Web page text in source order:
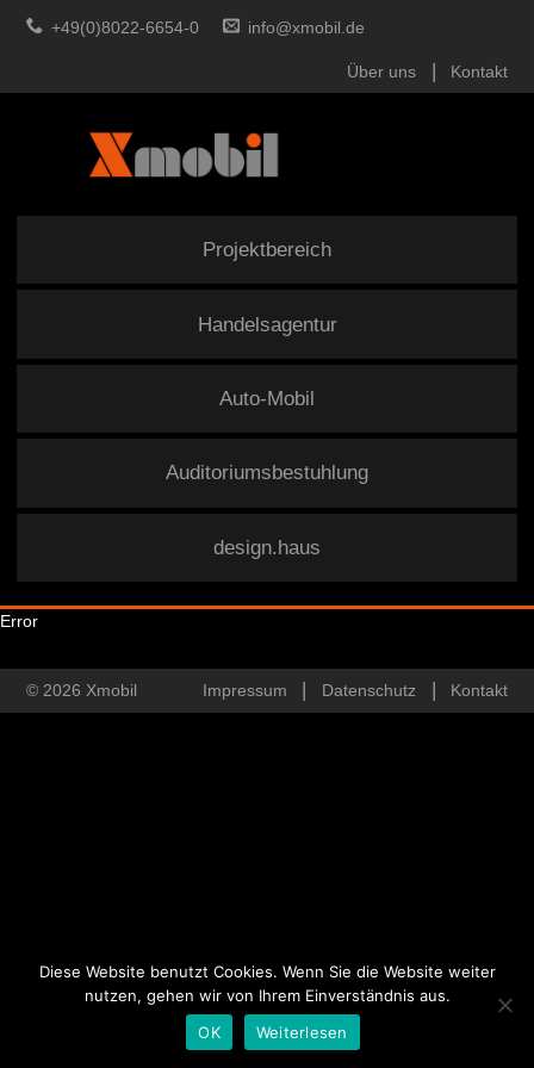
+49(0)8022-6654-0 info@xmobil.de
Über uns Kontakt
Projektbereich
Handelsagentur
Auto-Mobil
Auditoriumsbestuhlung
design.haus
Error
© 2026 Xmobil Impressum Datenschutz Kontakt
Diese Website benutzt Cookies. Wenn Sie die Website weiter
nutzen, gehen wir von Ihrem Einverständnis aus.
OK
Weiterlesen